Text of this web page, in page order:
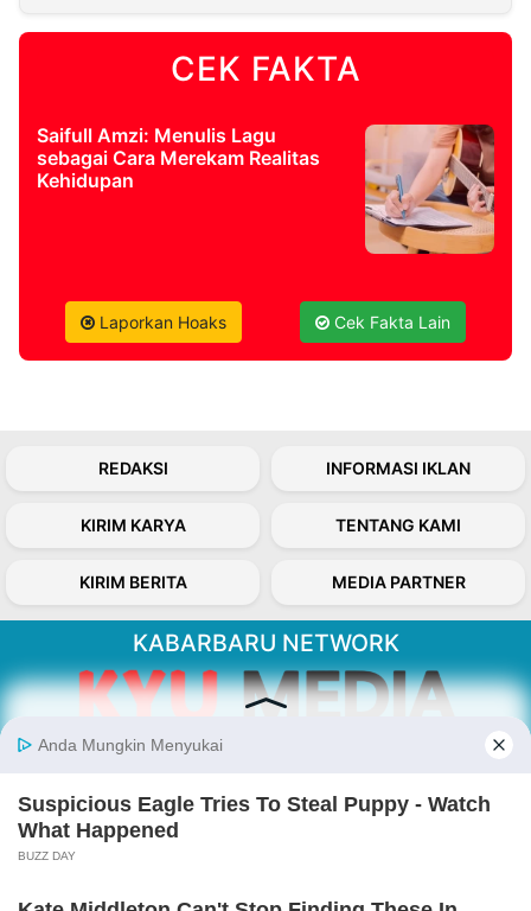
PT.
Kabarbaru
CEK FAKTA
Saifull Amzi: Menulis Lagu
sebagai Cara Merekam Realitas
Kehidupan
Laporkan Hoaks Cek Fakta Lain
REDAKSI INFORMASI IKLAN
KIRIM KARYA TENTANG KAMI
KIRIM BERITA MEDIA PARTNER
KABARBARU NETWORK
Kabarbaru.co menyajikan berita aktual dan